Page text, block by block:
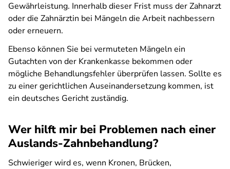
Gewährleistung. Innerhalb dieser Frist muss der Zahnarzt
oder die Zahnärztin bei Mängeln die Arbeit nachbessern
oder erneuern.
Ebenso können Sie bei vermuteten Mängeln ein
Gutachten von der Krankenkasse bekommen oder
mögliche Behandlungsfehler überprüfen lassen. Sollte es
zu einer gerichtlichen Auseinandersetzung kommen, ist
ein deutsches Gericht zuständig.
Wer hilft mir bei Problemen nach einer
Auslands-Zahnbehandlung?
Schwieriger wird es, wenn Kronen, Brücken,